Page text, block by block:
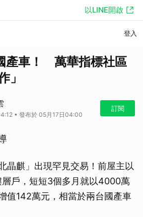
以LINE開啟
登入
產車！ 萬華指標社區
」
• 發布於 05月17日04:00
訂閱
晶麒」出現罕見交易！前屋主以
戶，短短3個多月就以4000萬
值142萬元，相當於兩台國產車